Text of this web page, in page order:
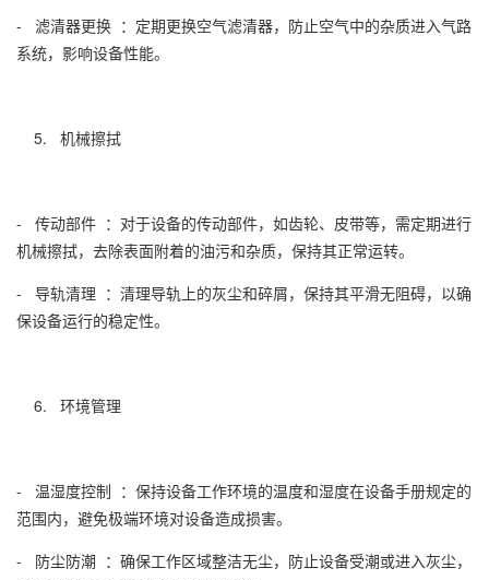
- 滤清器更换 ：定期更换空气滤清器，防止空气中的杂质进入气路
系统，影响设备性能。
5. 机械擦拭
- 传动部件 ：对于设备的传动部件，如齿轮、皮带等，需定期进行
机械擦拭，去除表面附着的油污和杂质，保持其正常运转。
- 导轨清理 ：清理导轨上的灰尘和碎屑，保持其平滑无阻碍，以确
保设备运行的稳定性。
6. 环境管理
- 温湿度控制 ：保持设备工作环境的温度和湿度在设备手册规定的
范围内，避免极端环境对设备造成损害。
- 防尘防潮 ：确保工作区域整洁无尘，防止设备受潮或进入灰尘，